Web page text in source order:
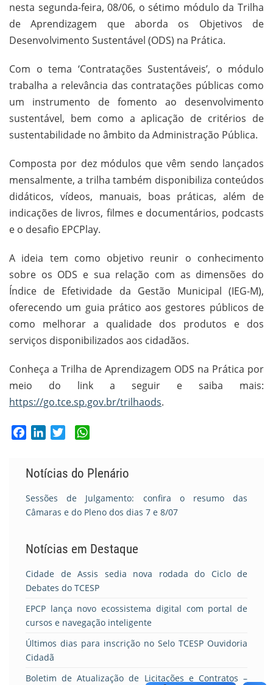
nesta segunda-feira, 08/06, o sétimo módulo da Trilha
de Aprendizagem que aborda os Objetivos de
Desenvolvimento Sustentável (ODS) na Prática.
Com o tema ‘Contratações Sustentáveis’, o módulo
trabalha a relevância das contratações públicas como
um instrumento de fomento ao desenvolvimento
sustentável, bem como a aplicação de critérios de
sustentabilidade no âmbito da Administração Pública.
Composta por dez módulos que vêm sendo lançados
mensalmente, a trilha também disponibiliza conteúdos
didáticos, vídeos, manuais, boas práticas, além de
indicações de livros, filmes e documentários, podcasts
e o desafio EPCPlay.
A ideia tem como objetivo reunir o conhecimento
sobre os ODS e sua relação com as dimensões do
Índice de Efetividade da Gestão Municipal (IEG-M),
oferecendo um guia prático aos gestores públicos de
como melhorar a qualidade dos produtos e dos
serviços disponibilizados aos cidadãos.
Conheça a Trilha de Aprendizagem ODS na Prática por
meio do link a seguir e saiba mais:
https://go.tce.sp.gov.br/trilhaods.
FacebookLinkedIn
Twitter
Notícias do Plenário
Sessões de Julgamento: confira o resumo das
Câmaras e do Pleno dos dias 7 e 8/07
Notícias em Destaque
Cidade de Assis sedia nova rodada do Ciclo de
Debates do TCESP
EPCP lança novo ecossistema digital com portal de
cursos e navegação inteligente
Últimos dias para inscrição no Selo TCESP Ouvidoria
Cidadã
Boletim de Atualização de Licitações e Contratos –